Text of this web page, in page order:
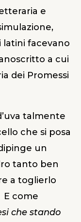
e
latini facevano
a cui
dei Promessi
talmente
che si posa
un
tanto ben
a toglierlo
E come
che stando